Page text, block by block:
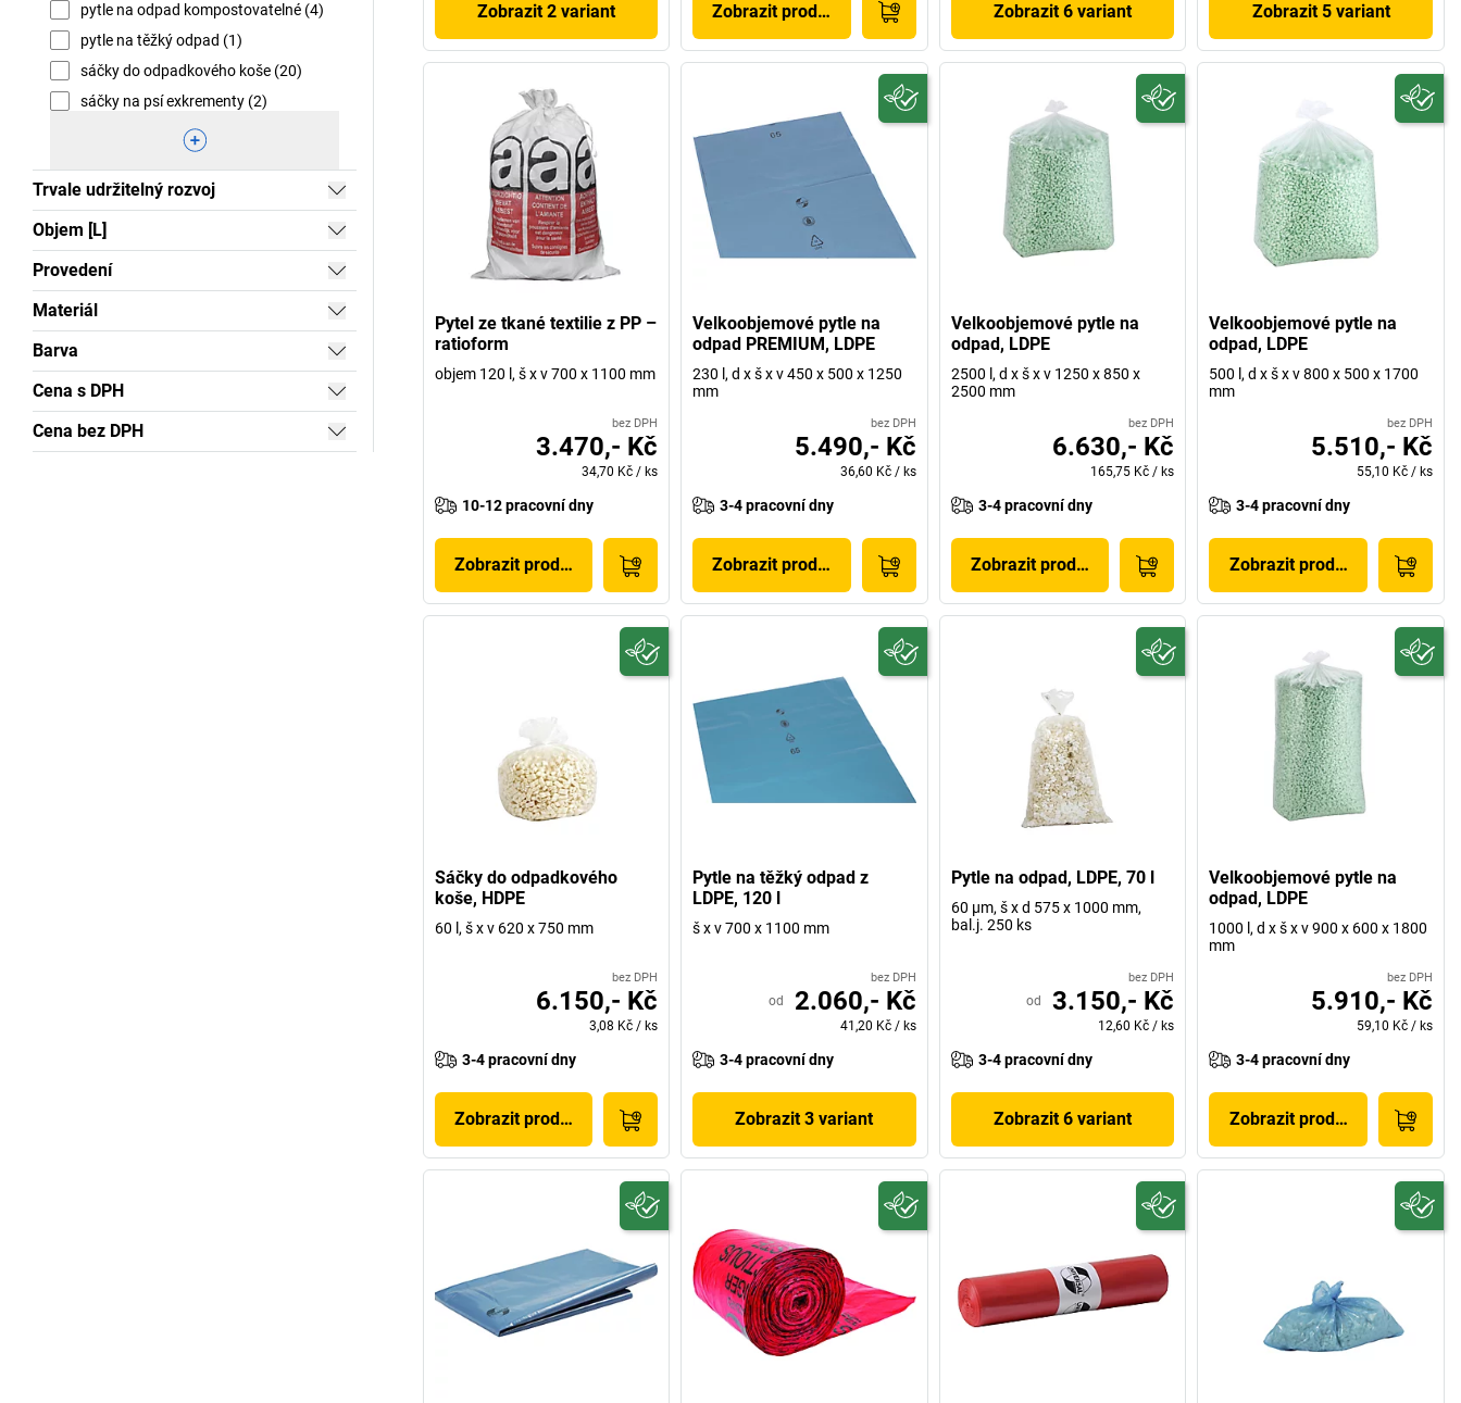
pytle na odpad kompostovatelné (4)
pytle na těžký odpad (1)
sáčky do odpadkového koše (20)
sáčky na psí exkrementy (2)
Trvale udržitelný rozvoj
Objem [L]
Provedení
Materiál
Barva
Cena s DPH
Cena bez DPH
Zobrazit 2 variant Zobrazit produkt Zobrazit 6 variant Zobrazit 5 variant
Pytel ze tkané textilie z PP –
ratioform
objem 120 l, š x v 700 x 1100 mm
bez DPH
3.470,- Kč
34,70 Kč / ks
10-12 pracovní dny
Zobrazit produkt
Velkoobjemové pytle na
odpad PREMIUM, LDPE
230 l, d x š x v 450 x 500 x 1250
mm
bez DPH
5.490,- Kč
36,60 Kč / ks
3-4 pracovní dny
Zobrazit produkt
Velkoobjemové pytle na
odpad, LDPE
2500 l, d x š x v 1250 x 850 x
2500 mm
bez DPH
6.630,- Kč
165,75 Kč / ks
3-4 pracovní dny
Zobrazit produkt
Velkoobjemové pytle na
odpad, LDPE
500 l, d x š x v 800 x 500 x 1700
mm
bez DPH
5.510,- Kč
55,10 Kč / ks
3-4 pracovní dny
Zobrazit produkt
Sáčky do odpadkového
koše, HDPE
60 l, š x v 620 x 750 mm
bez DPH
6.150,- Kč
3,08 Kč / ks
3-4 pracovní dny
Zobrazit produkt
Pytle na těžký odpad z
LDPE, 120 l
š x v 700 x 1100 mm
bez DPH
od 2.060,- Kč
41,20 Kč / ks
3-4 pracovní dny
Zobrazit 3 variant
Pytle na odpad, LDPE, 70 l
60 µm, š x d 575 x 1000 mm,
bal.j. 250 ks
bez DPH
od 3.150,- Kč
12,60 Kč / ks
3-4 pracovní dny
Zobrazit 6 variant
Velkoobjemové pytle na
odpad, LDPE
1000 l, d x š x v 900 x 600 x 1800
mm
bez DPH
5.910,- Kč
59,10 Kč / ks
3-4 pracovní dny
Zobrazit produkt